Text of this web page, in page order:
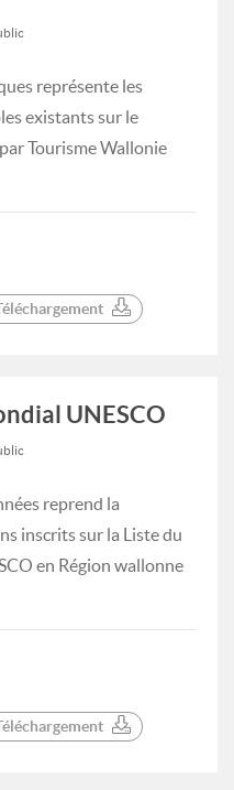
représente les
existants sur le
Tourisme Wallonie
UNESCO
reprend la
inscrits sur la Liste du
en Région wallonne